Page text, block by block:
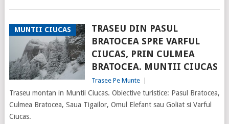
MUNTII CIUCAS
TRASEU DIN PASUL
BRATOCEA SPRE VARFUL
CIUCAS, PRIN CULMEA
BRATOCEA. MUNTII CIUCAS
Trasee Pe Munte
Traseu montan in Muntii Ciucas. Obiective turistice: Pasul Bratocea,
Culmea Bratocea, Saua Tigailor, Omul Elefant sau Goliat si Varful
Ciucas.